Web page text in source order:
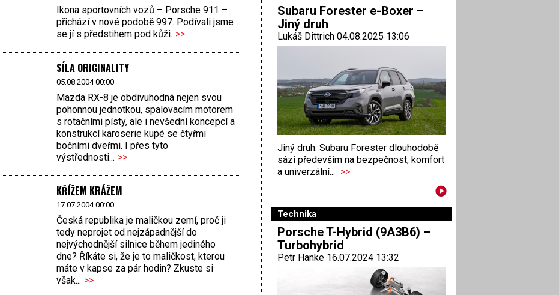
Ikona sportovních vozů – Porsche 911 –
přichází v nové podobě 997. Podívali jsme
se jí s předstihem pod kůži. >>
SÍLA ORIGINALITY
05.08.2004 00:00
Mazda RX-8 je obdivuhodná nejen svou
pohonnou jednotkou, spalovacím motorem
s rotačními písty, ale i nevšední koncepcí a
konstrukcí karoserie kupé se čtyřmi
bočními dveřmi. I přes tyto
výstřednosti... >>
KŘÍŽEM KRÁŽEM
17.07.2004 00:00
Česká republika je maličkou zemí, proč ji
tedy neprojet od nejzápadnější do
nejvýchodnější silnice během jediného
dne? Říkáte si, že je to maličkost, kterou
máte v kapse za pár hodin? Zkuste si
však... >>
Subaru Forester e-Boxer –
Jiný druh
Lukáš Dittrich 04.08.2025 13:06
Jiný druh. Subaru Forester dlouhodobě
sází především na bezpečnost, komfort
a univerzální... >>
Technika
Porsche T-Hybrid (9A3B6) –
Turbohybrid
Petr Hanke 16.07.2024 13:32